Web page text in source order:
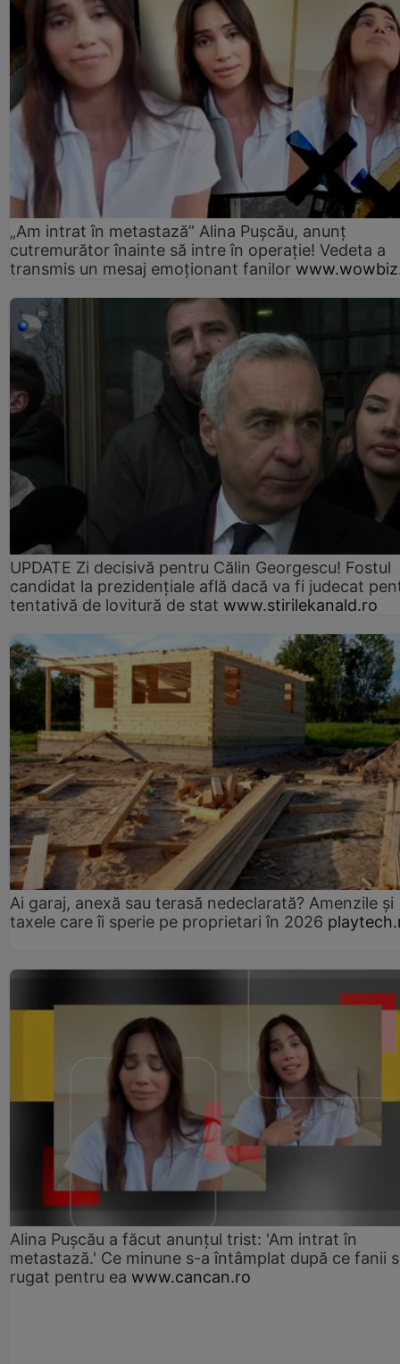
„Am intrat în metastază” Alina Pușcău, anunț
cutremurător înainte să intre în operație! Vedeta a
transmis un mesaj emoționant fanilor
UPDATE Zi decisivă pentru Călin Georgescu! Fostul
candidat la prezidențiale află dacă va fi judecat
tentativă de lovitură de stat www.stirilekanald.ro
Ai garaj, anexă sau terasă nedeclarată? Amenzile și
taxele care îi sperie pe proprietari în 2026
Alina Pușcău a făcut anunțul trist: 'Am intrat în
metastază.' Ce minune s-a întâmplat după ce fanii
rugat pentru ea www.cancan.ro